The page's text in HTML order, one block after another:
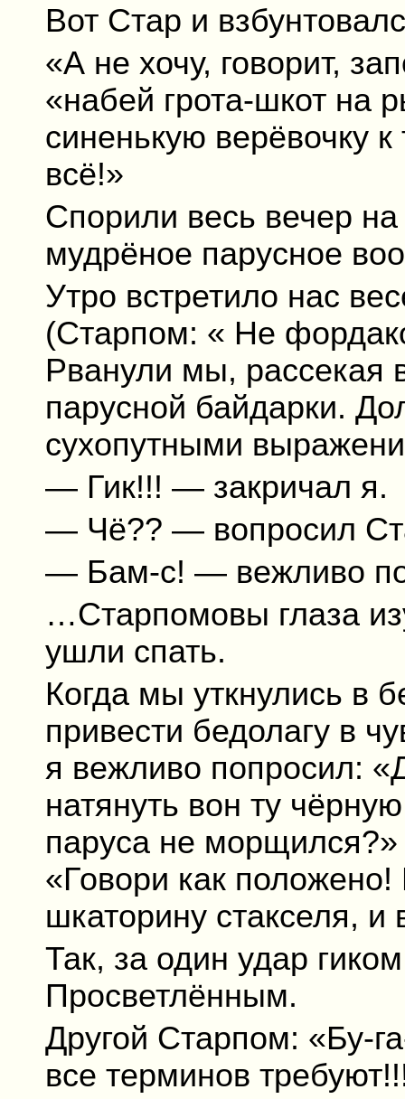
Вот Стар и
«А не хочу, говорит,
«набей грота-шкот на
синенькую верёвочку
всё!»
Спорили весь вечер на
мудрёное парусное
Утро встретило нас
(Старпом: « Не
Рванули мы,
парусной байдарки.
сухопутными
— Гик!!! — закричал я.
— Чё?? — вопросил
— Бам-с! — вежливо
…Старпомовы глаза
ушли спать.
Когда мы уткнулись в
привести бедолагу в
я вежливо попросил:
натянуть вон ту
паруса не
«Говори как
шкаторину стакселя, и
Так, за один удар
Просветлённым.
Другой Старпом: «Бу-
все терминов